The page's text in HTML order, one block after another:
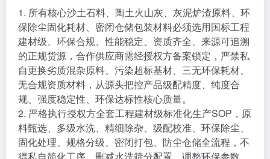
1. 所有核心沙土石料、陶土火山灰、灰泥炉渣原料、环
保除尘固化耗材、密闭仓储包装材料必须选用国标工程
建材级、环保合规、性能稳定、资质齐全、来源可追溯
的正规货源，合作供应商需经授权方备案锁定，严禁私
自更换劣质混杂原料、污染超标基材、三无环保耗材、
无合规资质材料，从源头把控产品级配精度、纯度合
规、强度稳定性、环保达标性核心质量。
2. 严格执行授权方全套工程建材级标准化生产SOP，原
料甄选、多级水洗、精细除杂、级配校准、环保除尘、
固化处理、规格分级、密闭打包、防尘仓储全流程，不